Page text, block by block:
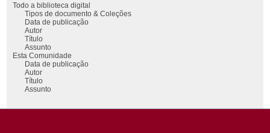
Todo a biblioteca digital
Tipos de documento & Coleções
Data de publicação
Autor
Título
Assunto
Esta Comunidade
Data de publicação
Autor
Título
Assunto